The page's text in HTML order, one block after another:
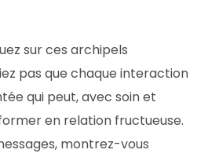
sur ces archipels
pas que chaque interaction
qui peut, avec soin et
en relation fructueuse.
montrez-vous